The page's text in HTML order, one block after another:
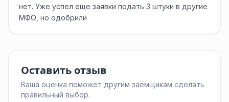
нет. Уже успел еще заявки подать 3 штуки в другие
МФО, но одобрили
Оставить отзыв
Ваша оценка поможет другим заёмщикам сделать
правильный выбор.